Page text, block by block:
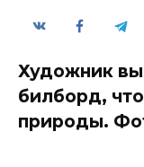
Художник
билборд,
природы.